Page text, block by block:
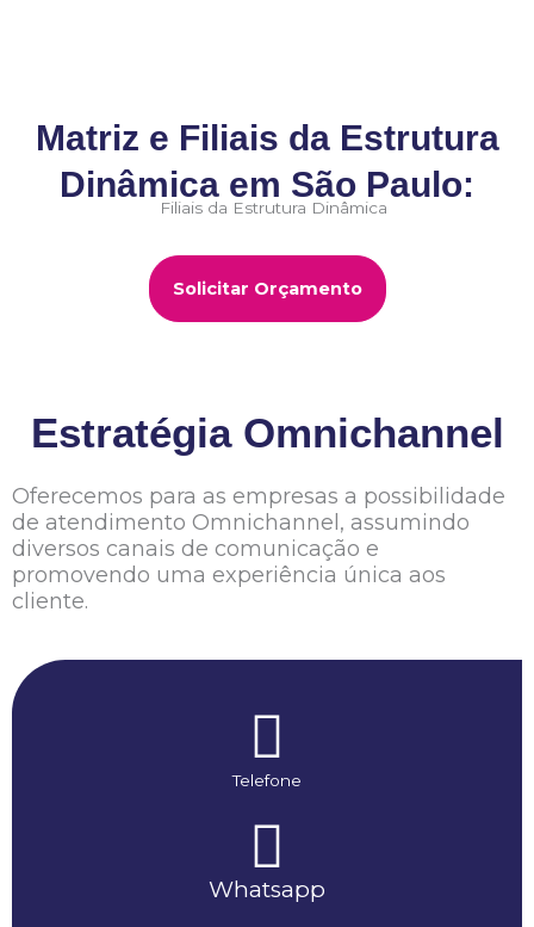
Matriz e Filiais da Estrutura
Dinâmica em São Paulo:
Solicitar Orçamento
Estratégia Omnichannel
Oferecemos para as empresas a possibilidade
de atendimento Omnichannel, assumindo
diversos canais de comunicação e
promovendo uma experiência única aos
cliente.
Telefone
Whatsapp